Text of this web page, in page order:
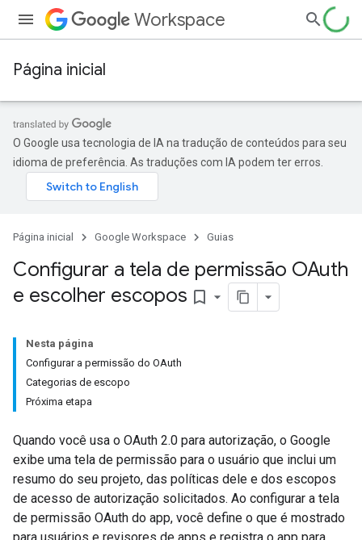
Workspace
Página inicial
O Google usa tecnologia de IA na tradução de conteúdos para seu
idioma de preferência. As traduções com IA podem ter erros.
Página inicial Google Workspace Guias
Configurar a tela de permissão OAuth
e escolher escopos bookmark_border
Nesta página
Configurar a permissão do OAuth
Categorias de escopo
Próxima etapa
Quando você usa o OAuth 2.0 para autorização, o Google
exibe uma tela de permissão para o usuário que inclui um
resumo do seu projeto, das políticas dele e dos escopos
de acesso de autorização solicitados. Ao configurar a tela
de permissão OAuth do app, você define o que é mostrado